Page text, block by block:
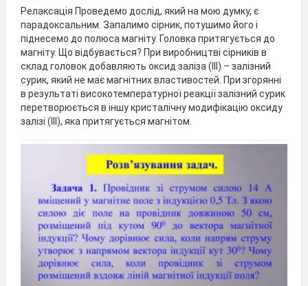
Релаксація Проведемо дослід, який на мою думку, є
парадоксальним. Запалимо сірник, потушимо його і
піднесемо до полюса магніту. Головка притягується до
магніту. Що відбувається? При виробництві сірників в
склад головок добавляють оксид заліза (ІІІ) – залізний
сурик, який не має магнітних властивостей. При згорянні
в результаті високотемпературної реакції залізний сурик
перетворюється в іншу кристалічну модифікацію оксиду
залізі (ІІІ), яка притягується магнітом.